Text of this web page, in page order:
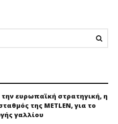
ευρωπαϊκή στρατηγική, η
της METLEN, για το
γαλλίου